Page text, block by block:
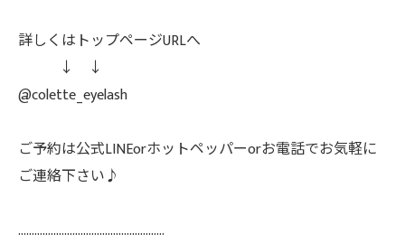
詳しくはトップページURLへ
↓ ↓
@colette_eyelash
ご予約は公式LINEorホットペッパーorお電話でお気軽に
ご連絡下さい♪
......................................................